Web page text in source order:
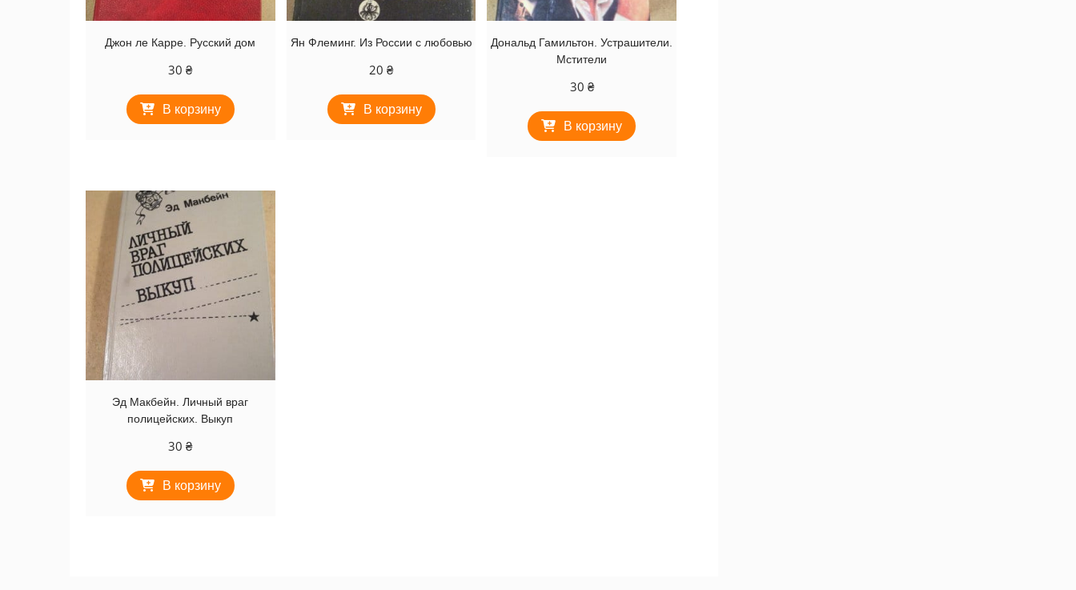
Джон ле Карре. Русский дом
30₴
В корзину
Ян Флеминг. Из России с любовью
20 ₴
В корзину
Дональд Гамильтон. Устрашители.
Мстители
30 ₴
В корзину
Эд Макбейн. Личный враг
полицейских. Выкуп
30₴
В корзину